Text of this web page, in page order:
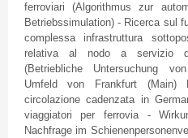
ferroviari (Algorithmus zur
Betriebssimulation) - Ricerca sul
complessa
infrastruttura
relativaal nodoa servizio
(Betriebliche Untersuchung
Umfeld von Frankfurt (Main)
circolazione cadenzatain
viaggiatori per ferrovia-
Nachfrage im